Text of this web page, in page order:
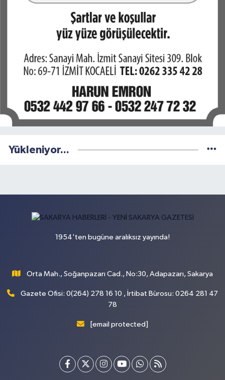
Yükleniyor...
1954'ten bugüne aralıksız yayında!
Orta Mah., Soğanpazarı Cad., No:30, Adapazarı, Sakarya
Gazete Ofisi: 0(264) 278 16 10 , İrtibat Bürosu: 0264 281 47
78
[email protected]